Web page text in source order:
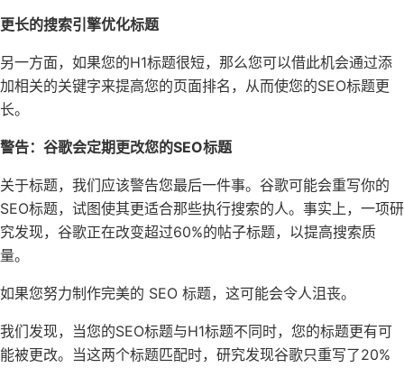
更长的搜索引擎优化标题
另一方面，如果您的H1标题很短，那么您可以借此机会通过添
加相关的关键字来提高您的页面排名，从而使您的SEO标题更
长。
警告：谷歌会定期更改您的SEO标题
关于标题，我们应该警告您最后一件事。谷歌可能会重写你的
SEO标题，试图使其更适合那些执行搜索的人。事实上，一项研
究发现，谷歌正在改变超过60%的帖子标题，以提高搜索质
量。
如果您努力制作完美的 SEO 标题，这可能会令人沮丧。
我们发现，当您的SEO标题与H1标题不同时，您的标题更有可
能被更改。当这两个标题匹配时，研究发现谷歌只重写了20%